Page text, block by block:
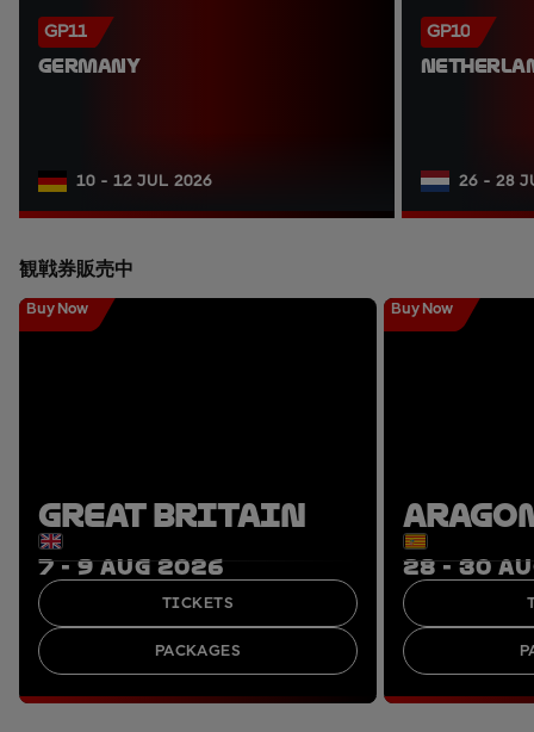
GP11
GERMANY
10 - 12 JUL 2026
GP10
26 - 28
観戦券販売中
Buy Now
GREAT BRITAIN
7 - 9 AUG 2026
TICKETS
PACKAGES
Buy Now
28 - 30